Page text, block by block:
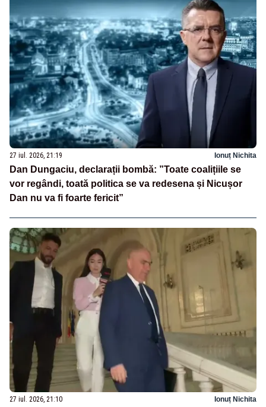
27 iul. 2026, 21:19 Ionuț Nichita
Dan Dungaciu, declarații bombă: ”Toate coalițiile se
vor regândi, toată politica se va redesena și Nicușor
Dan nu va fi foarte fericit”
27 iul. 2026, 21:10 Ionuț Nichita